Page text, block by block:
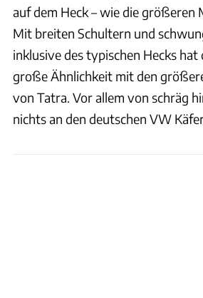
auf dem Heck – wie die größeren
Mit breiten Schultern und
inklusive des typischen Hecks hat
große Ähnlichkeit mit den
von Tatra. Vor allem von schräg
nichts an den deutschen VW